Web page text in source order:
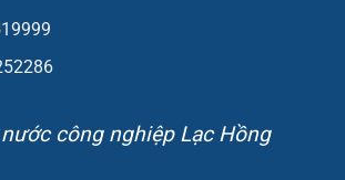
công nghiệp Lạc Hồng